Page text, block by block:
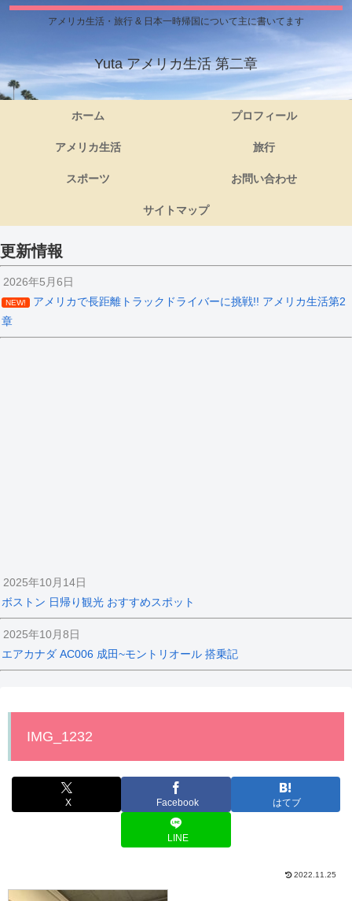
アメリカ生活・旅行 & 日本一時帰国について主に書いてます
Yuta アメリカ生活 第二章
ホーム プロフィール
アメリカ生活 旅行
スポーツ お問い合わせ
サイトマップ
更新情報
2026年5月6日
NEW!
アメリカで長距離トラックドライバーに挑戦!! アメリカ生活第2
章
2025年10月14日
ボストン 日帰り観光 おすすめスポット
2025年10月8日
エアカナダ AC006 成田~モントリオール 搭乗記
IMG_1232
X Facebook はてブ
LINE
2022.11.25